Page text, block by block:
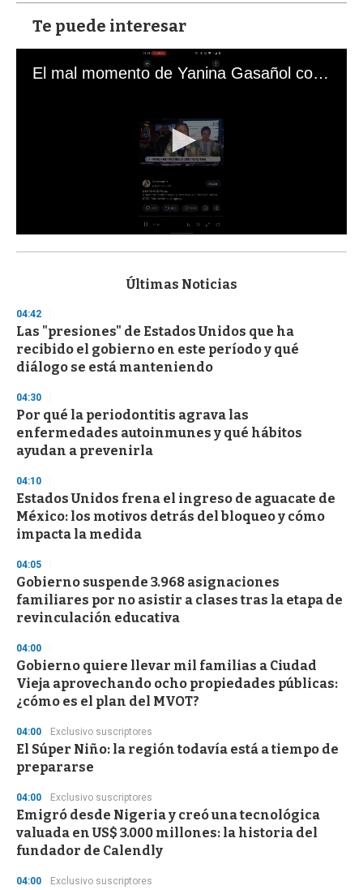
Te puede interesar
El mal momento de Yanina Gasañol con un hincha argentino en "Subrayado"
s
d
s
o
f
3
s
e
c
o
n
Últimas Noticias
04:42
Las "presiones" de Estados Unidos que ha
recibido el gobierno en este período y qué
diálogo se está manteniendo
04:30
Por qué la periodontitis agrava las
enfermedades autoinmunes y qué hábitos
ayudan a prevenirla
04:10
Estados Unidos frena el ingreso de aguacate de
México: los motivos detrás del bloqueo y cómo
impacta la medida
04:05
Gobierno suspende 3.968 asignaciones
familiares por no asistir a clases tras la etapa de
revinculación educativa
04:00
Gobierno quiere llevar mil familias a Ciudad
Vieja aprovechando ocho propiedades públicas:
¿cómo es el plan del MVOT?
04:00 Exclusivo suscriptores
El Súper Niño: la región todavía está a tiempo de
prepararse
04:00 Exclusivo suscriptores
Emigró desde Nigeria y creó una tecnológica
valuada en US$ 3.000 millones: la historia del
fundador de Calendly
04:00 Exclusivo suscriptores